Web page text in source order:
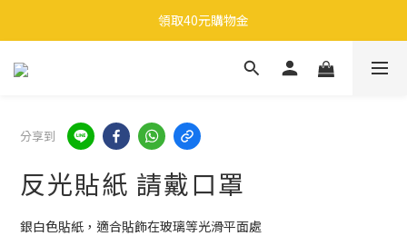
🎉 全館滿 599 免運（台灣本島）下單後 2 個工作天內寄出
領取40元購物金
🎉 全館滿 599 免運（台灣本島）下單後 2 個工作天內寄出
分享到
反光貼紙 請戴口罩
銀白色貼紙，適合貼飾在玻璃等光滑平面處